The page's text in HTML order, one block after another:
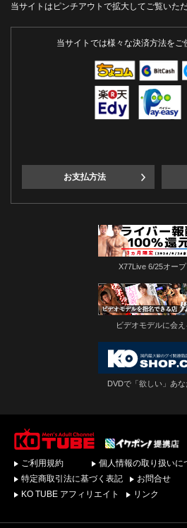
当サイトはピンチアウトで拡大してご覧いただ
当サイトでは様々な決済方法をご
お支払方法
X77Live 6/25オー
ビデオモデルに会え
DVDで「欲しい」あな
単ダウンロード！ゲイ
動画配信サイトKO
TUBEトップページへ
ご利用規約 個人情報の取り扱いに
特定商取引法に基づく表記
お問合せ
KO TUBE アフィリエイト
リンク